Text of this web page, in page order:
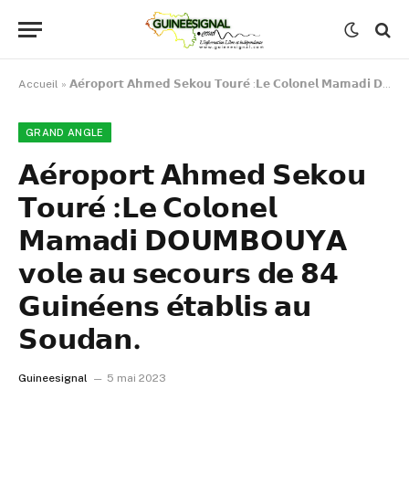
Accueil » 𝗔𝗲́𝗿𝗼𝗽𝗼𝗿𝘁 𝗔𝗵𝗺𝗲𝗱 𝗦𝗲𝗸𝗼𝘂 𝗧𝗼𝘂𝗿𝗲́ :𝗟𝗲 𝗖𝗼𝗹𝗼𝗻𝗲𝗹 𝗠𝗮𝗺𝗮𝗱𝗶 𝗗𝗢𝗨𝗠𝗕𝗢𝗨𝗬𝗔 𝘃𝗼𝗹𝗲 𝗮𝘂 𝘀𝗲𝗰𝗼𝘂𝗿𝘀 𝗱𝗲 𝟴𝟰 𝗚𝘂𝗶𝗻𝗲́𝗲𝗻𝘀 𝗲́𝘁𝗮𝗯𝗹𝗶𝘀 𝗮𝘂 𝗦𝗼𝘂𝗱𝗮𝗻.
GRAND ANGLE
𝗔𝗲́𝗿𝗼𝗽𝗼𝗿𝘁 𝗔𝗵𝗺𝗲𝗱 𝗦𝗲𝗸𝗼𝘂
𝗧𝗼𝘂𝗿𝗲́ :𝗟𝗲 𝗖𝗼𝗹𝗼𝗻𝗲𝗹
𝗠𝗮𝗺𝗮𝗱𝗶 𝗗𝗢𝗨𝗠𝗕𝗢𝗨𝗬𝗔
𝘃𝗼𝗹𝗲 𝗮𝘂 𝘀𝗲𝗰𝗼𝘂𝗿𝘀 𝗱𝗲 𝟴𝟰
𝗚𝘂𝗶𝗻𝗲́𝗲𝗻𝘀 𝗲́𝘁𝗮𝗯𝗹𝗶𝘀 𝗮𝘂
𝗦𝗼𝘂𝗱𝗮𝗻.
Guineesignal 5 mai 2023